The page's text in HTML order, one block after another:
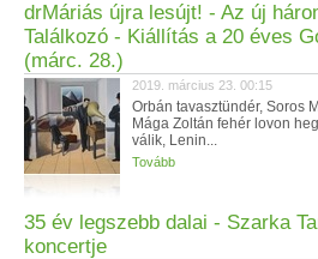
drMáriás újra lesújt! - Az új
Találkozó - Kiállítás a 20 éves
(márc. 28.)
2019. március 23. 00:15
Orbán tavasztündér, Soros
Mága Zoltán fehér lovon
válik, Lenin...
Tovább
35 év legszebb dalai - Szarka
koncertje